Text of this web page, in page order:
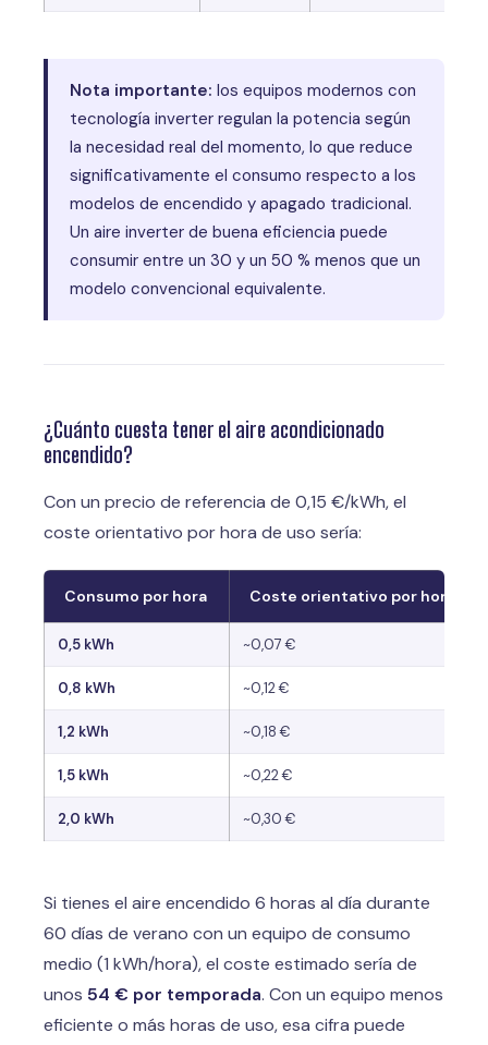
Nota importante: los equipos modernos con
tecnología inverter regulan la potencia según
la necesidad real del momento, lo que reduce
significativamente el consumo respecto a los
modelos de encendido y apagado tradicional.
Un aire inverter de buena eficiencia puede
consumir entre un 30 y un 50 % menos que un
modelo convencional equivalente.
¿Cuánto cuesta tener el aire acondicionado
encendido?
Con un precio de referencia de 0,15 €/kWh, el
coste orientativo por hora de uso sería:
Consumo por hora Coste orientativo por hora
0,5 kWh ~0,07 €
0,8 kWh ~0,12 €
1,2 kWh ~0,18 €
1,5 kWh ~0,22 €
2,0 kWh ~0,30 €
Si tienes el aire encendido 6 horas al día durante
60 días de verano con un equipo de consumo
medio (1 kWh/hora), el coste estimado sería de
unos 54 € por temporada. Con un equipo menos
eficiente o más horas de uso, esa cifra puede